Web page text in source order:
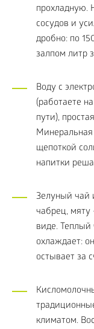
прохладную.
сосудов и
дробно: по
залпом литр
Воду с
(работаете
пути),
Минеральная
щепоткой
напитки
Зелуный чай
чабрец, мяту
виде. Теплый
охлаждает:
остывает за
климатом.